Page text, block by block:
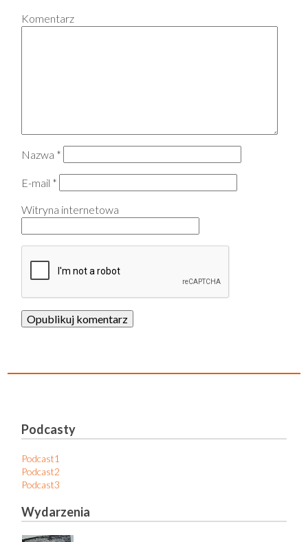
Komentarz
Nazwa *
E-mail *
Witryna internetowa
Podcasty
Podcast1
Podcast2
Podcast3
Wydarzenia